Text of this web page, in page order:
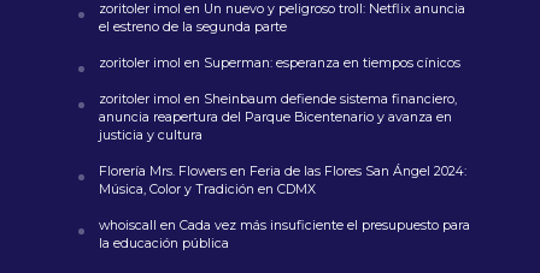
zoritoler imol en Un nuevo y peligroso troll: Netflix anuncia
el estreno de la segunda parte
zoritoler imol en Superman: esperanza en tiempos cínicos
zoritoler imol en Sheinbaum defiende sistema financiero,
anuncia reapertura del Parque Bicentenario y avanza en
justicia y cultura
Florería Mrs. Flowersen Feria de las Flores San Ángel 2024:
Música, Color y Tradición en CDMX
whoiscall en Cada vez más insuficiente el presupuesto para
la educación pública